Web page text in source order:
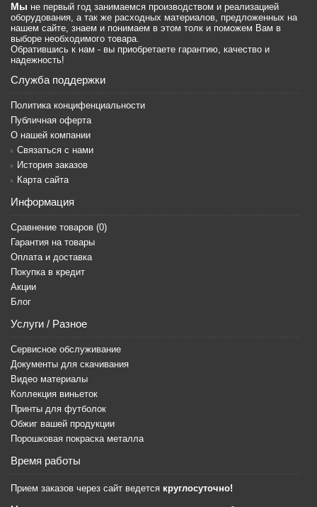
Мы не первый год занимаемся производством и реализацией
оборудования, а так же расходных материалов, предложенных на
нашем сайте, знаем и понимаем в этом толк и поможем Вам в
выборе необходимого товара.
Обратившись к нам - вы приобретаете гарантию, качество и
надежность!
Служба поддержки
Политика концифенциальности
Публичная оферта
О нашей компании
Связаться с нами
История заказов
Карта сайта
Информация
Сравнение товаров (0)
Гарантия на товары
Оплата и доставка
Покупка в кредит
Акции
Блог
Услуги / Разное
Сервисное обслуживание
Документы для скачивания
Видео материалы
Коллекция виньеток
Принты для футболок
Обжиг вашей продукции
Порошковая покраска металла
Время работы
Прием заказов через сайт ведется круглосуточно!